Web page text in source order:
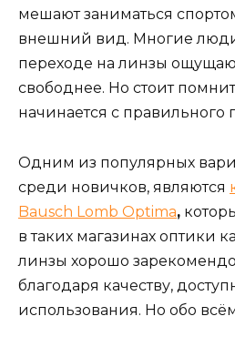
мешают заниматься
внешний вид. Многие люди
переходе на линзы
свободнее. Но стоит
начинается с правильного
Одним из популярных
среди новичков, являются
Bausch Lomb Optima,
в таких магазинах оптики
линзы хорошо
благодаря качеству,
использования. Но обо